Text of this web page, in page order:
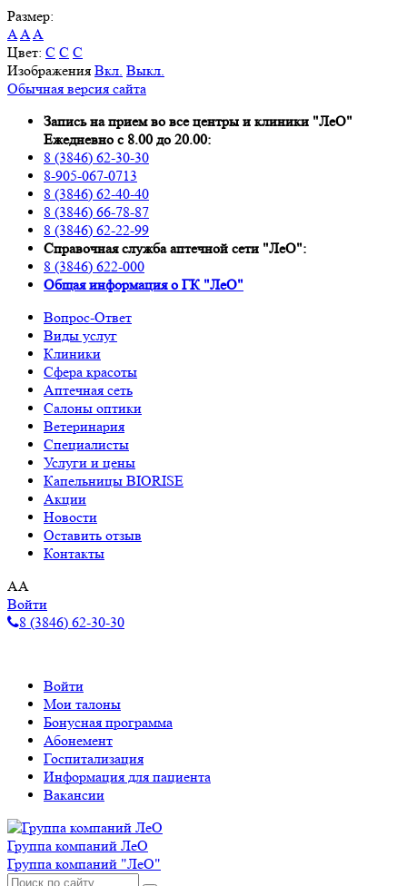
Размер:
AAA
Цвет: C C C
Изображения Вкл. Выкл.
Обычная версия сайта
Запись на прием во все центры и клиники "ЛеО"
Ежедневно с 8.00 до 20.00:
8 (3846) 62-30-30
8-905-067-0713
8 (3846) 62-40-40
8 (3846) 66-78-87
8 (3846) 62-22-99
Справочная служба аптечной сети "ЛеО":
8 (3846) 622-000
Oбщая информация о ГК "ЛеО"
Вопрос-Ответ
Виды услуг
Клиники
Сфера красоты
Аптечная сеть
Салоны оптики
Ветеринария
Специалисты
Услуги и цены
Капельницы BIORISE
Акции
Новости
Оставить отзыв
Контакты
AA
Войти
8 (3846) 62-30-30
Войти
Мои талоны
Бонусная программа
Абонемент
Госпитализация
Информация для пациента
Вакансии
Группа компаний ЛеО
Группа компаний "ЛеО"